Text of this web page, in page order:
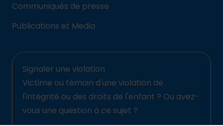
Communiqués de presse
Publications et Media
Signaler une violation
Victime ou témoin d'une violation de
l'intégrité ou des droits de l'enfant ? Ou avez-
vous une question à ce sujet ?